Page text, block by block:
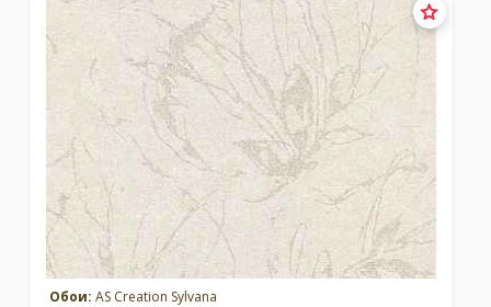
Москва (сменить город)
Заказать обратный звонок
Обои: AS Creation Sylvana